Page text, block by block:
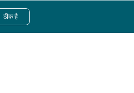
ठीक है